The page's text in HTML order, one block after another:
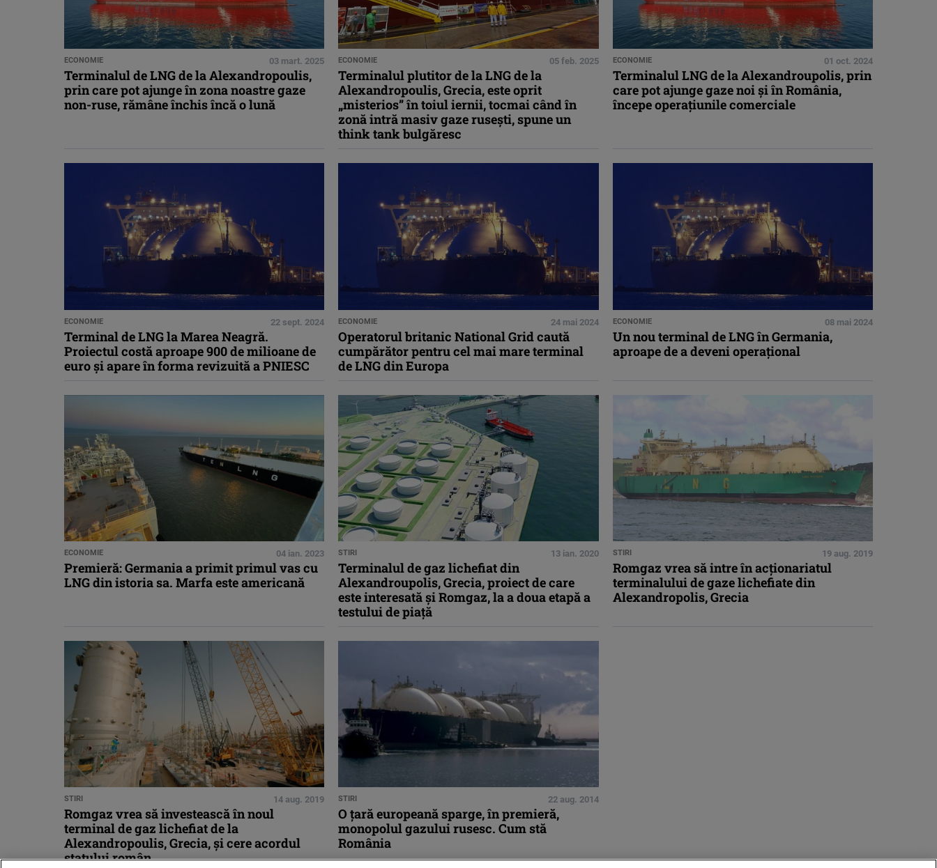
ECONOMIE 03 mart. 2025
Terminalul de LNG de la Alexandropoulis,
prin care pot ajunge în zona noastre gaze
non-ruse, rămâne închis încă o lună
ECONOMIE 05 feb. 2025
Terminalul plutitor de la LNG de la
Alexandropoulis, Grecia, este oprit
„misterios” în toiul iernii, tocmai când în
zonă intră masiv gaze rusești, spune un
think tank bulgăresc
ECONOMIE 01 oct. 2024
Terminalul LNG de la Alexandroupolis, prin
care pot ajunge gaze noi și în România,
începe operațiunile comerciale
ECONOMIE 22 sept. 2024
Terminal de LNG la Marea Neagră.
Proiectul costă aproape 900 de milioane de
euro și apare în forma revizuită a PNIESC
ECONOMIE 24 mai 2024
Operatorul britanic National Grid caută
cumpărător pentru cel mai mare terminal
de LNG din Europa
ECONOMIE 08 mai 2024
Un nou terminal de LNG în Germania,
aproape de a deveni operațional
ECONOMIE 04 ian. 2023
Premieră: Germania a primit primul vas cu
LNG din istoria sa. Marfa este americană
STIRI 13 ian. 2020
Terminalul de gaz lichefiat din
Alexandroupolis, Grecia, proiect de care
este interesată și Romgaz, la a doua etapă a
testului de piață
STIRI 19 aug. 2019
Romgaz vrea să intre în acţionariatul
terminalului de gaze lichefiate din
Alexandropolis, Grecia
STIRI 14 aug. 2019
Romgaz vrea să investească în noul
terminal de gaz lichefiat de la
Alexandropoulis, Grecia, şi cere acordul
statului român
STIRI 22 aug. 2014
O ţară europeană sparge, în premieră,
monopolul gazului rusesc. Cum stă
România